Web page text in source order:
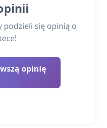
podzieli się opinią o
opinię